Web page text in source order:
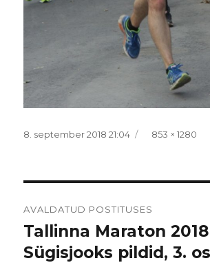
Postitatud
8. september 2018 21:04 Täissuurus
853 × 1280
AVALDATUD POSTITUSES
Tallinna Maraton 2018
Sügisjooks pildid, 3.